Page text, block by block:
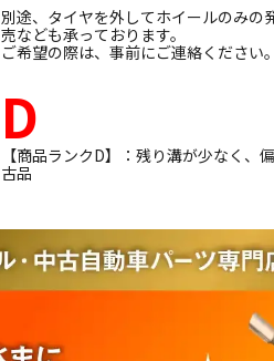
別途、タイヤを外してホイールのみ
売なども承っております。
ご希望の際は、事前にご連絡ください。
D
【商品ランクD】：残り溝が少なく
古品